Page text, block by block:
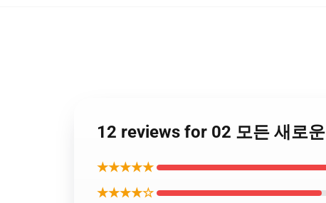
12 reviews for 02 모든 새로
★★★★★
★★★★☆